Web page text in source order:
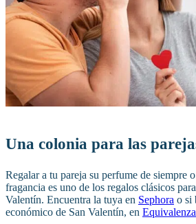
Una colonia para las
Regalar a tu pareja su perfume de siempre
fragancia es uno de los regalos clásicos
Valentín. Encuentra la tuya en Sephora o si
económico de San Valentín, en